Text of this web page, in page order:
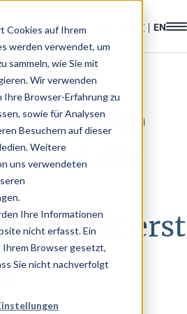
Cookies auf Ihrem
werden verwendet, um
sammeln, wie Sie mit
Wir verwenden
Browser-Erfahrung zu
sowie für Analysen
Besuchern auf dieser
Weitere
uns verwendeten
Ihre Informationen
nicht erfasst. Ein
Ihrem Browser gesetzt,
Sie nicht nachverfolgt
1.
| 250
- und die
fällt erst